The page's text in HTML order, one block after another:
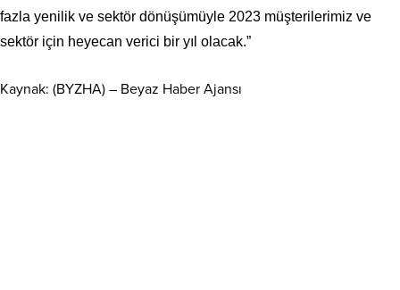
fazla yenilik ve sektör dönüşümüyle 2023 müşterilerimiz ve
sektör için heyecan verici bir yıl olacak.”
Kaynak: (BYZHA) – Beyaz Haber Ajansı